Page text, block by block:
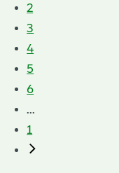
2
3
4
5
6
...
1